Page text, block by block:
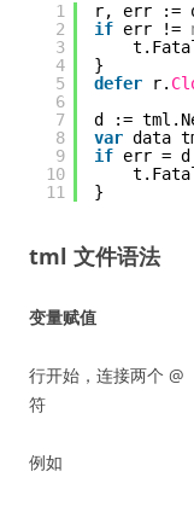
1
2
3
4
5
6
7
8
9
10
11
r, err :=
if err !=
}
defer
r.
d :=
var data
if err =
}
tml 文件语法
变量赋值
行开始，连接两个 @
符
例如